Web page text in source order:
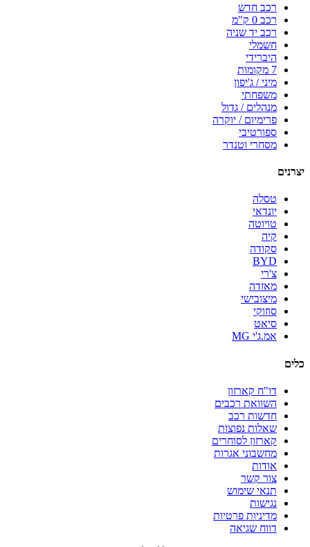
רכב חדש
רכב 0 ק"מ
רכב יד שניה
חשמלי
היברידי
7 מקומות
מיני / ג'יפון
משפחתי
מנהלים / גדול
פרימיום / יוקרה
ספורטיבי
מסחרי וטנדר
יצרנים
טסלה
יונדאי
טויוטה
קיה
סקודה
BYD
צ'רי
מאזדה
מיצובישי
סוזוקי
סיאט
אמ.ג'י MG
כלים
דו"ח קארזון
השוואת רכבים
חדשות רכב
שאלות נפוצות
קארזון לסוחרים
מחשבוני אגרות
אודות
צור קשר
תנאי שימוש
נגישות
מדיניות פרטיות
דווח שגיאה